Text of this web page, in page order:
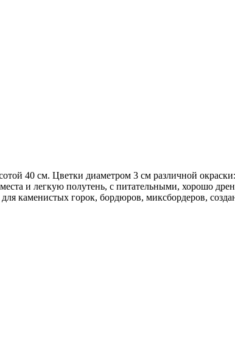
40 см. Цветки диаметром 3 см различной
и легкую полутень, с питательными, хорошо
каменистых горок, бордюров, миксбордеров,